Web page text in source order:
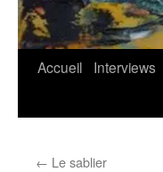
Accueil Interviews
← Le sablier